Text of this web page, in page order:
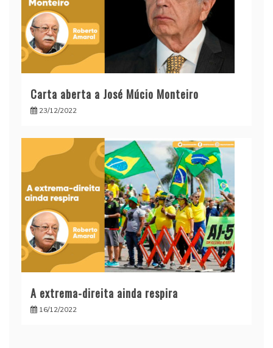
Carta aberta a José Múcio Monteiro
23/12/2022
A extrema-direita ainda respira
16/12/2022